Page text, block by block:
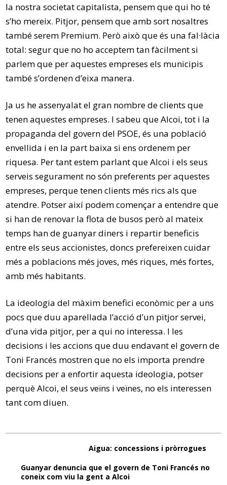
la nostra societat capitalista, pensem que qui ho té
s’ho mereix. Pitjor, pensem que amb sort nosaltres
també serem Premium. Però això que és una fal·làcia
total: segur que no ho acceptem tan fàcilment si
parlem que per aquestes empreses els municipis
també s’ordenen d’eixa manera.
Ja us he assenyalat el gran nombre de clients que
tenen aquestes empreses. I sabeu que Alcoi, tot i la
propaganda del govern del PSOE, és una població
envellida i en la part baixa si ens ordenem per
riquesa. Per tant estem parlant que Alcoi i els seus
serveis segurament no són preferents per aquestes
empreses, perque tenen clients més rics als que
atendre. Potser així podem començar a entendre que
si han de renovar la flota de busos però al mateix
temps han de guanyar diners i repartir beneficis
entre els seus accionistes, doncs prefereixen cuidar
més a poblacions més joves, més riques, més fortes,
amb més habitants.
La ideologia del màxim benefici econòmic per a uns
pocs que duu aparellada l’acció d’un pitjor servei,
d’una vida pitjor, per a qui no interessa. I les
decisions i les accions que duu endavant el govern de
Toni Francés mostren que no els importa prendre
decisions per a enfortir aquesta ideologia, potser
perquè Alcoi, el seus veïns i veïnes, no els interessen
tant com diuen.
Aigua: concessions i pròrrogues
Guanyar denuncia que el govern de Toni Francés no
coneix com viu la gent a Alcoi